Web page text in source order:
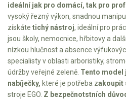
Vertikutátory
Kultivátory
Nůžky na živý plot
Vysavače a foukače
ideální jak pro domácí, tak pro
vysoký řezný výkon, snadnou
získáte tichý nástroj, ideální pro
jsou školy, nemocnice, hřbitovy a
nízkou hlučnost a absence
specialisty v oblasti arboristiky,
údržby veřejné zeleně. Tento model
nabíječky, které je potřeba zakoupit
stroje EGO. Z bezpečnotstních